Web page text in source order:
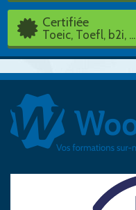
Certifiée
Toeic, Toefl, b2i, ...